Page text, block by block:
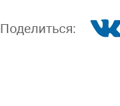
Поделиться: